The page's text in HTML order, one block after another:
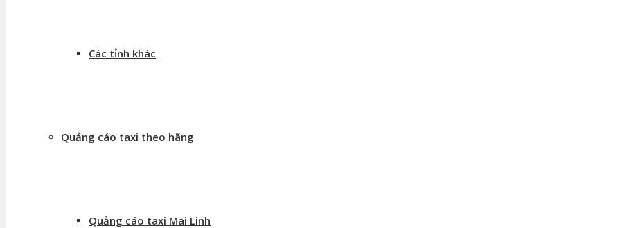
Các tỉnh khác
Quảng cáo taxi theo hãng
Quảng cáo taxi Mai Linh